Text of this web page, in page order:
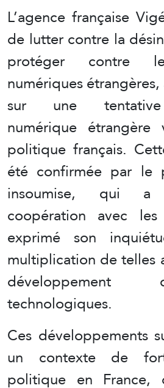
L’agence française
de lutter contre la
protéger contre
numériques
sur une tentative
numérique
politique français.
été confirmée par le
insoumise, qui a
coopération avec
exprimé son
multiplication de telles
technologiques.
Ces développements
un contexte de
politique en